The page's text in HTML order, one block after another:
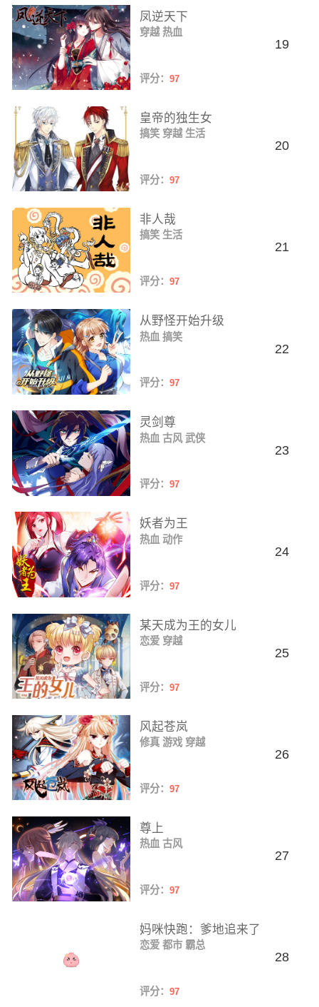
凤逆天下
穿越 热血
评分： 97
19
皇帝的独生女
搞笑 穿越 生活
评分： 97
20
非人哉
搞笑 生活
评分： 97
21
从野怪开始升级
热血 搞笑
评分： 97
22
灵剑尊
热血 古风 武侠
评分： 97
23
妖者为王
热血 动作
评分： 97
24
某天成为王的女儿
恋爱 穿越
评分： 97
25
风起苍岚
修真 游戏 穿越
评分： 97
26
尊上
热血 古风
评分： 97
27
妈咪快跑：爹地追来了
恋爱 都市 霸总
评分： 97
28